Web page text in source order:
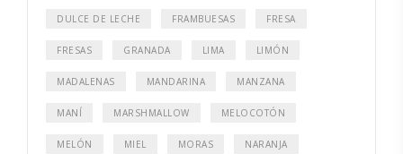
DULCE DE LECHE FRAMBUESAS FRESA
FRESAS GRANADA LIMA LIMÓN
MADALENAS MANDARINA MANZANA
MANÍ MARSHMALLOW MELOCOTÓN
MELÓN MIEL MORAS NARANJA